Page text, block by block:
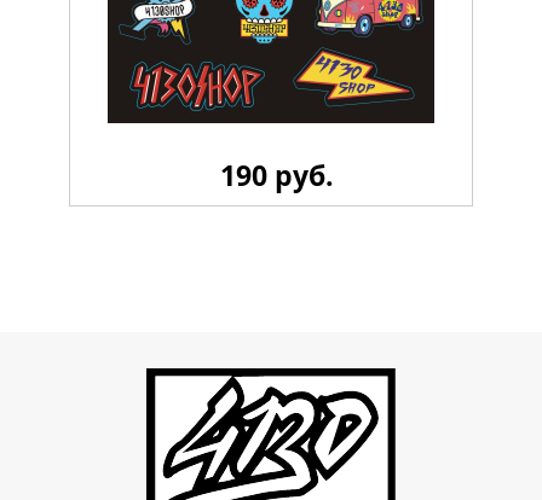
Стикерпак 4130 LiL
190 руб.